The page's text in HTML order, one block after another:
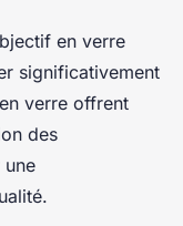
en verre
significativement
verre offrent
des